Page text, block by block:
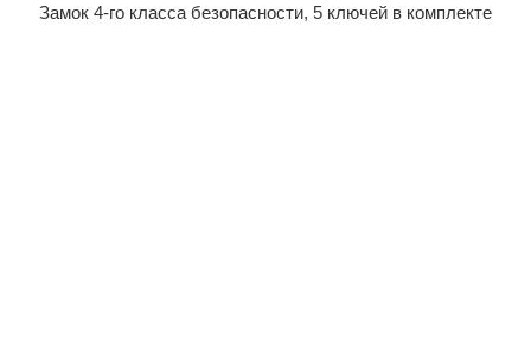
Замок 4-го класса безопасности, 5 ключей в комплекте